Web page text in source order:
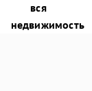
вся
недвижимость